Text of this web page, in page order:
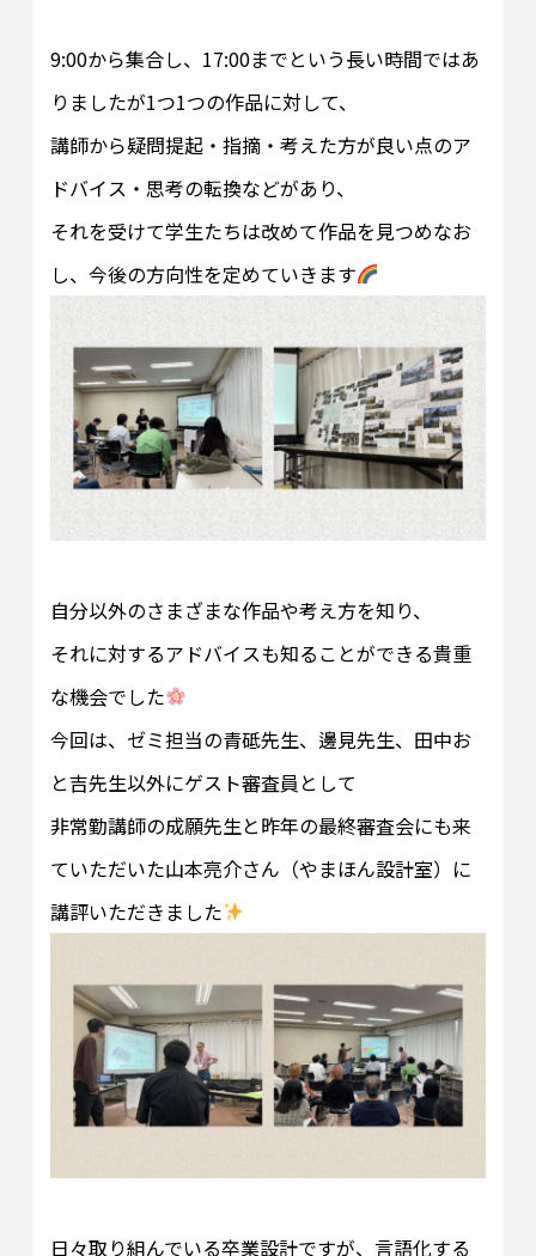
9:00から集合し、17:00までという長い時間ではあ
りましたが1つ1つの作品に対して、
講師から疑問提起・指摘・考えた方が良い点のア
ドバイス・思考の転換などがあり、
それを受けて学生たちは改めて作品を見つめなお
し、今後の方向性を定めていきます
自分以外のさまざまな作品や考え方を知り、
それに対するアドバイスも知ることができる貴重
な機会でした
今回は、ゼミ担当の青砥先生、邊見先生、田中お
と吉先生以外にゲスト審査員として
非常勤講師の成願先生と昨年の最終審査会にも来
ていただいた山本亮介さん（やまほん設計室）に
講評いただきました
日々取り組んでいる卒業設計ですが、言語化する